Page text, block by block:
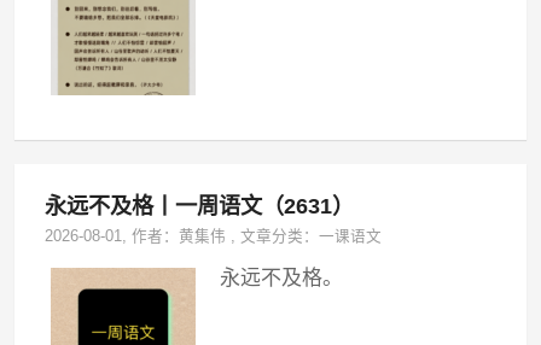
永远不及格丨一周语文（2631）
2026-08-01, 作者：黄集伟 ,文章分类：一课语文
永远不及格。